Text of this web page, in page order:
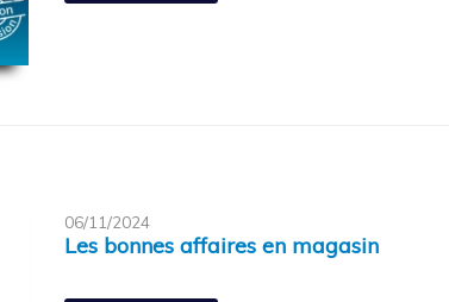
06/11/2024
Les bonnes affaires en magasin